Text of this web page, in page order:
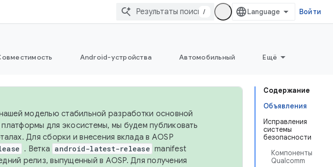
/ Войти
Android-устройства Автомобильный Ещё
Содержание
Объявления
Исправления
системы
безопасности
Компоненты
Qualcomm
моделью стабильной разработки основной
для экосистемы, мы будем публиковать
Для сборки и внесения вклада в AOSP
. Ветка android-latest-release manifest
релиз, выпущенный в AOSP. Для получения